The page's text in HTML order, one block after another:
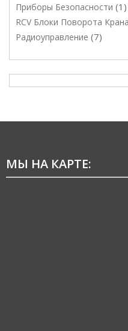
Приборы Безопасности 1
RCV Блоки Поворота Крана
Радиоуправление 7
МЫ НА КАРТЕ: